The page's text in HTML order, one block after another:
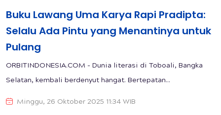
Buku Lawang Uma Karya Rapi Pradipta:
Selalu Ada Pintu yang Menantinya untuk
Pulang
ORBITINDONESIA.COM - Dunia literasi di Toboali, Bangka
Selatan, kembali berdenyut hangat. Bertepatan...
Minggu, 26 Oktober 2025 11:34 WIB